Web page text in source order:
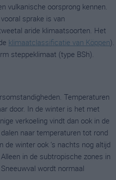
vulkanische oorsprong kennen.
sprake is van
aride klimaatsoorten. Het
klimaatclassificatie van Köppen).
steppeklimaat (type BSh).
Temperaturen
door. In de winter is het met
verkoeling vindt dan ook in de
naar temperaturen tot rond
de winter ook ‘s nachts nog altijd
in de subtropische zones in
wordt normaal